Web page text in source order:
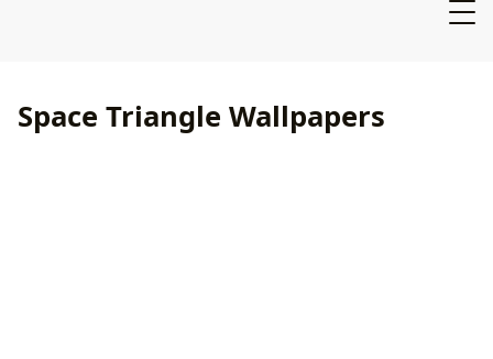
Space Triangle Wallpapers